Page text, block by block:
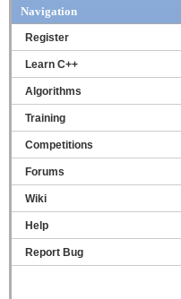
Navigation
Register
Learn C++
Algorithms
Training
Competitions
Forums
Wiki
Help
Report Bug